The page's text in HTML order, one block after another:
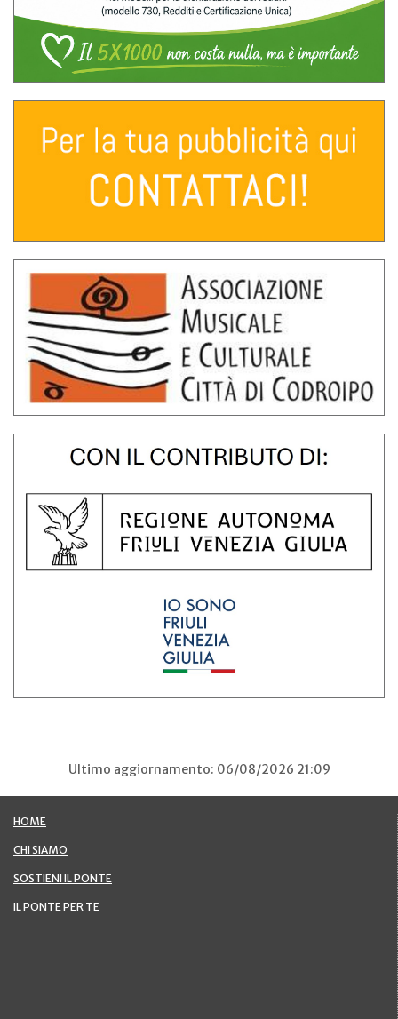
Ultimo aggiornamento: 06/08/2026 21:09
HOME
CHI SIAMO
SOSTIENI IL PONTE
IL PONTE PER TE